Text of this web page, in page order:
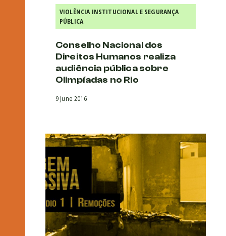
VIOLÊNCIA INSTITUCIONAL E SEGURANÇA
PÚBLICA
Conselho Nacional dos
Direitos Humanos realiza
audiência pública sobre
Olimpíadas no Rio
9 June 2016